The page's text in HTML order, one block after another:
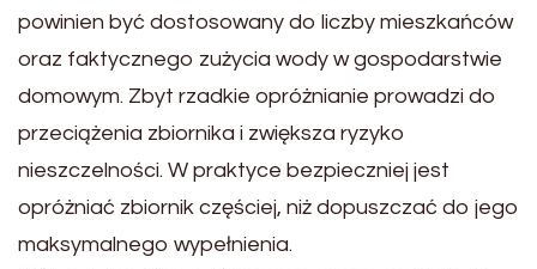
powinien być dostosowany do liczby mieszkańców
oraz faktycznego zużycia wody w gospodarstwie
domowym. Zbyt rzadkie opróżnianie prowadzi do
przeciążenia zbiornika i zwiększa ryzyko
nieszczelności. W praktyce bezpieczniej jest
opróżniać zbiornik częściej, niż dopuszczać do jego
maksymalnego wypełnienia.